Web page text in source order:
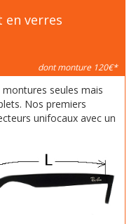
verres
dont monture 120€*
seules mais
Nos premiers
unifocaux avec un